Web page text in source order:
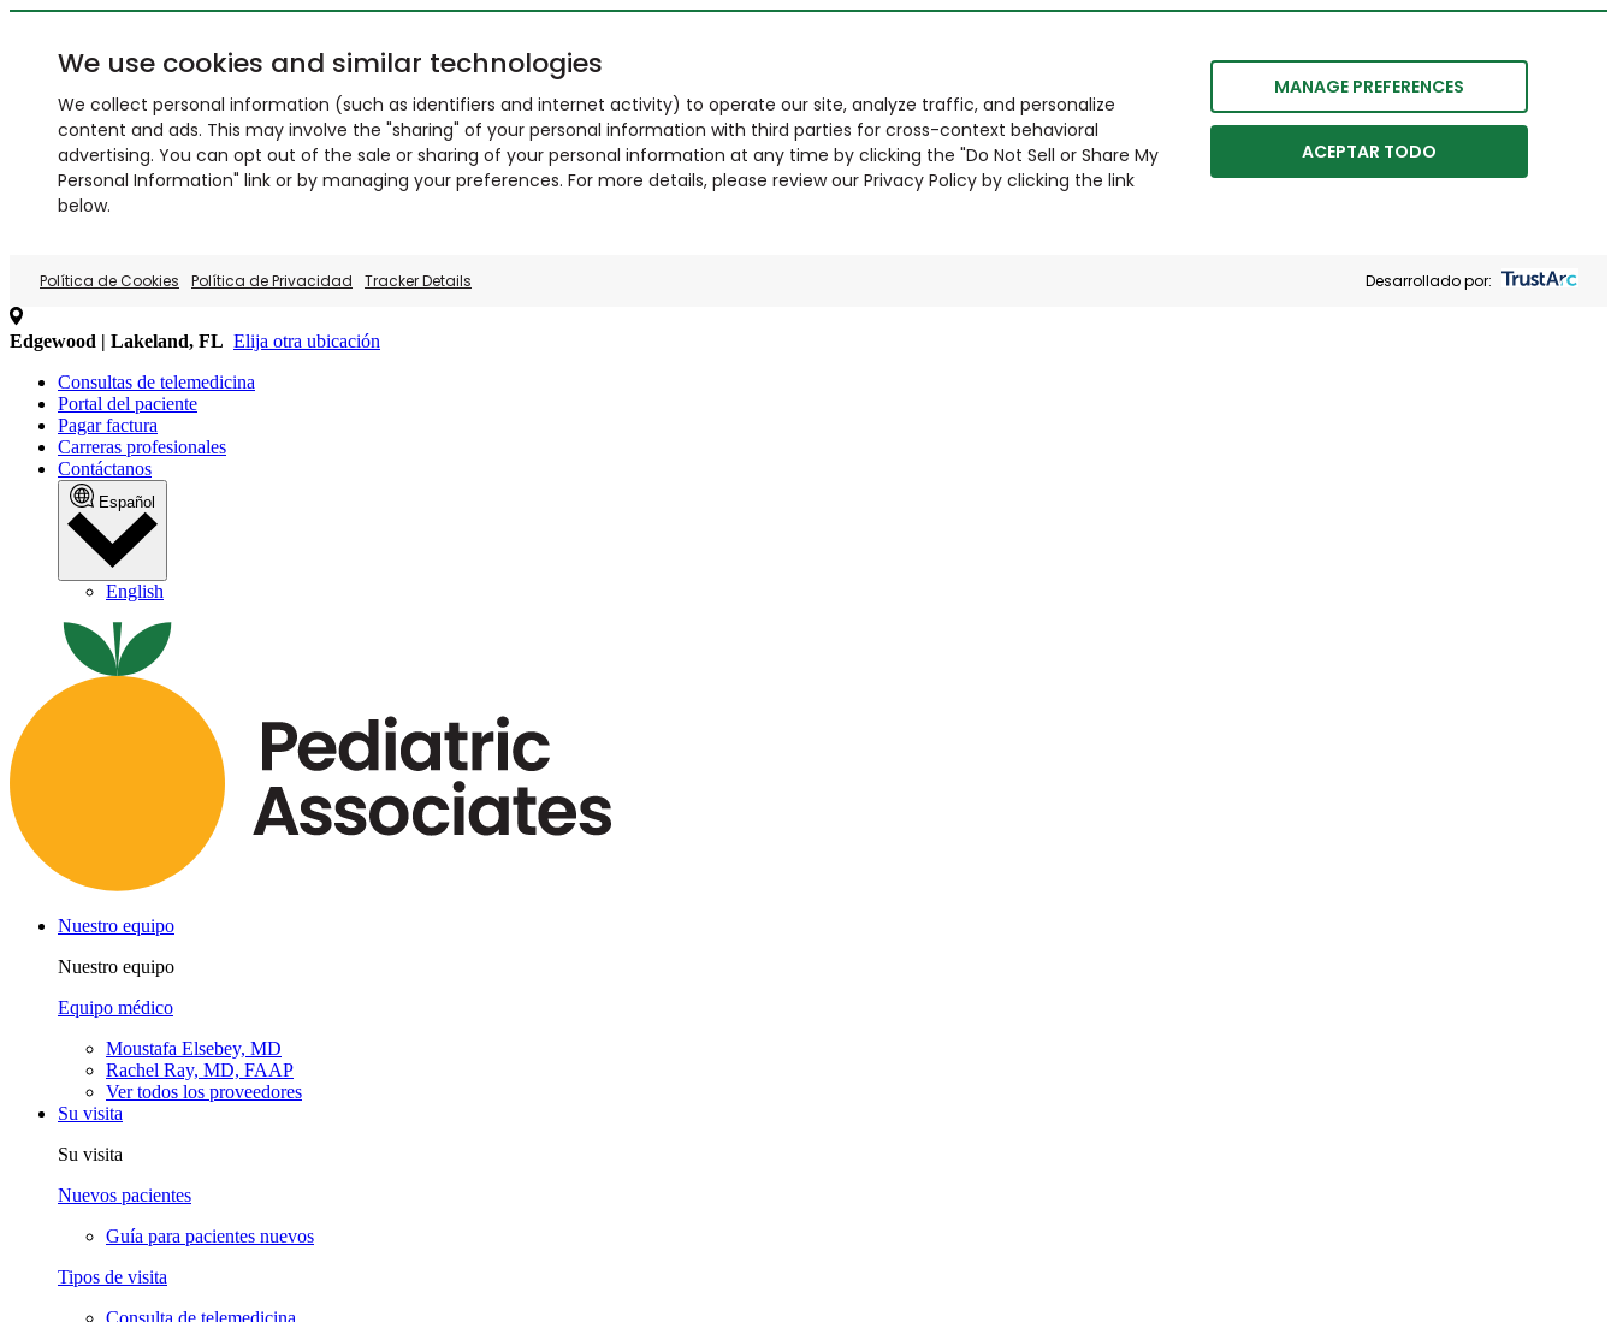
We use cookies and similar technologies
We collect personal information (such as identifiers and internet activity) to operate our site, analyze traffic, and personalize
content and ads. This may involve the "sharing" of your personal information with third parties for cross-context behavioral
advertising. You can opt out of the sale or sharing of your personal information at any time by clicking the "Do Not Sell or Share My
Personal Information" link or by managing your preferences. For more details, please review our Privacy Policy by clicking the link
below.
MANAGE PREFERENCES
ACEPTAR TODO
Política de Cookies Política de Privacidad Tracker Details Desarrollado por:
Edgewood | Lakeland, FL Elija otra ubicación
Consultas de telemedicina
Portal del paciente
Pagar factura
Carreras profesionales
Contáctanos
Español
English
Nuestro equipo
Nuestro equipo
Equipo médico
Moustafa Elsebey, MD
Rachel Ray, MD, FAAP
Ver todos los proveedores
Su visita
Su visita
Nuevos pacientes
Guía para pacientes nuevos
Tipos de visita
Consulta de telemedicina